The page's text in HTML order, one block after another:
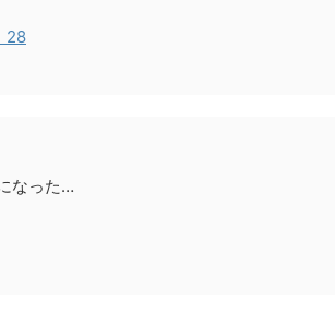
28
なった…